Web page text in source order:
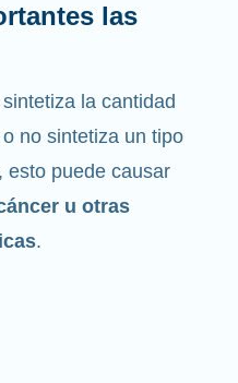
las
la cantidad
no sintetiza un tipo
esto puede causar
u otras
.